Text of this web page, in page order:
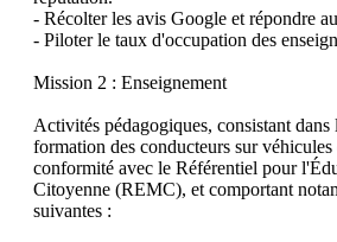
- Récolter les avis Google et répondre
- Piloter le taux d'occupation des
Mission 2 : Enseignement
Activités pédagogiques, consistant
formation des conducteurs sur
conformité avec le Référentiel pour
Citoyenne (REMC), et comportant
suivantes :